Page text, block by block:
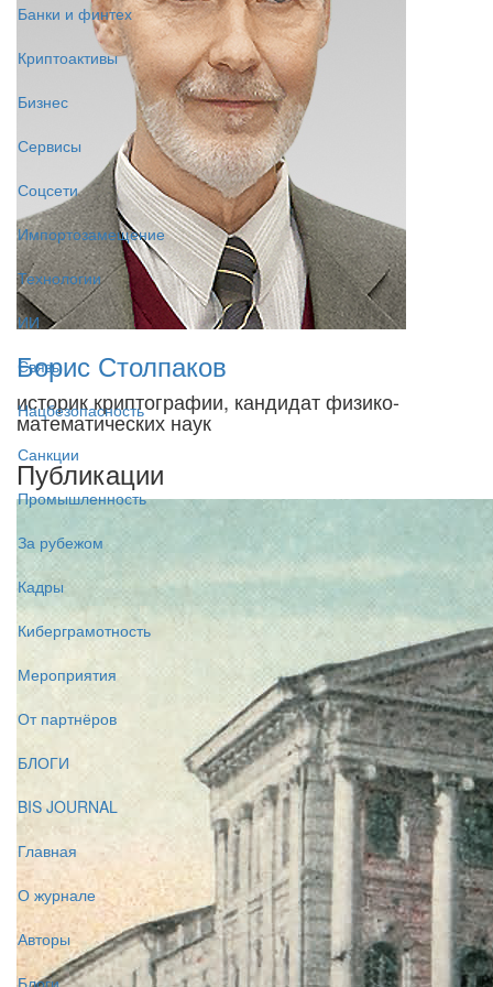
Банки и финтех
Криптоактивы
Бизнес
Сервисы
Соцсети
Импортозамещение
Технологии
ИИ
Связь
Нацбезопасность
Санкции
Промышленность
За рубежом
Кадры
Киберграмотность
Мероприятия
От партнёров
БЛОГИ
BIS JOURNAL
Главная
О журнале
Авторы
Блоги
Борис Столпаков
историк криптографии, кандидат физико-
математических наук
Публикации